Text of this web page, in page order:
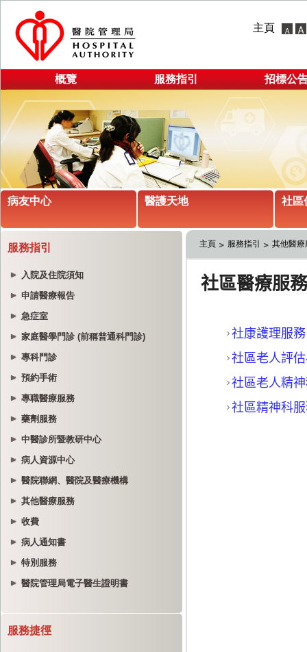
主頁
概覽 服務指引 招標公
病友中心 醫護天地 社區
服務指引
入院及住院須知
申請醫療報告
急症室
家庭醫學門診 (前稱普通科門診)
專科門診
預約手術
專職醫療服務
藥劑服務
中醫診所暨教研中心
病人資源中心
醫院聯網、醫院及醫療機構
其他醫療服務
收費
病人通知書
特別服務
醫院管理局電子醫生證明書
服務捷徑
主頁 服務指引 其他醫療